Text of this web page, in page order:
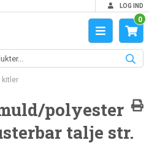
LOG IND
0
kitler
polyester
talje str.